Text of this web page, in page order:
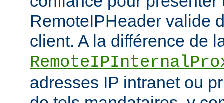
RemoteIPHeader valide
client. A la différence de
adresses IP intranet ou